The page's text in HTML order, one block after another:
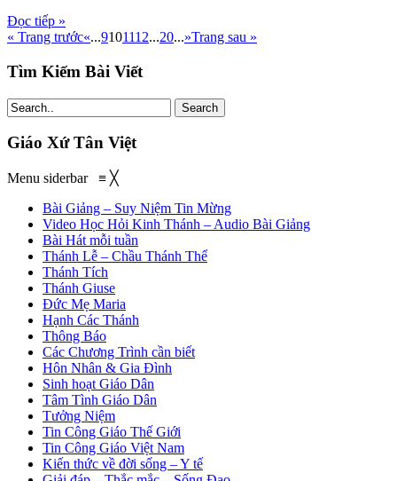
Đọc tiếp »
« Trang trước«...9101112...20...»Trang sau »
Tìm Kiếm Bài Viết
Search
Giáo Xứ Tân Việt
Menu siderbar ≡ ╳
Bài Giảng – Suy Niệm Tin Mừng
Video Học Hỏi Kinh Thánh – Audio Bài Giảng
Bài Hát mỗi tuần
Thánh Lễ – Chầu Thánh Thể
Thánh Tích
Thánh Giuse
Đức Mẹ Maria
Hạnh Các Thánh
Thông Báo
Các Chương Trình cần biết
Hôn Nhân & Gia Đình
Sinh hoạt Giáo Dân
Tâm Tình Giáo Dân
Tưởng Niệm
Tin Công Giáo Thế Giới
Tin Công Giáo Việt Nam
Kiến thức về đời sống – Y tế